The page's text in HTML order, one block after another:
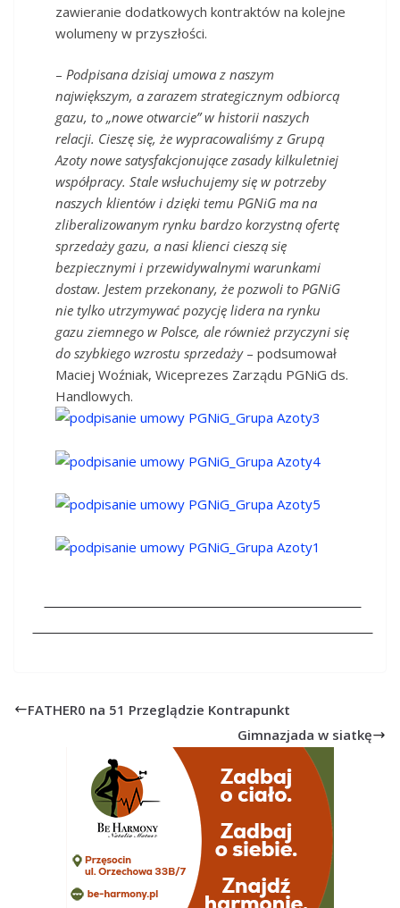
zawieranie dodatkowych kontraktów na kolejne
wolumeny w przyszłości.
– Podpisana dzisiaj umowa z naszym
największym, a zarazem strategicznym odbiorcą
gazu, to „nowe otwarcie” w historii naszych
relacji. Cieszę się, że wypracowaliśmy z Grupą
Azoty nowe satysfakcjonujące zasady kilkuletniej
współpracy. Stale wsłuchujemy się w potrzeby
naszych klientów i dzięki temu PGNiG ma na
zliberalizowanym rynku bardzo korzystną ofertę
sprzedaży gazu, a nasi klienci cieszą się
bezpiecznymi i przewidywalnymi warunkami
dostaw. Jestem przekonany, że pozwoli to PGNiG
nie tylko utrzymywać pozycję lidera na rynku
gazu ziemnego w Polsce, ale również przyczyni się
do szybkiego wzrostu sprzedaży– podsumował
Maciej Woźniak, Wiceprezes Zarządu PGNiG ds.
Handlowych.
FATHER0 na 51 Przeglądzie Kontrapunkt
Gimnazjada w siatkę